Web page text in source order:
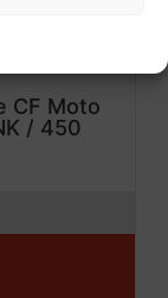
CF Moto
/ 450